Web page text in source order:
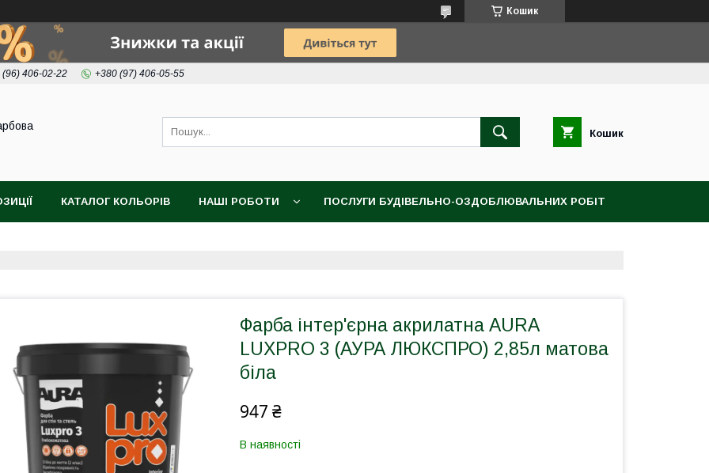
Кошик
(96) 406-02-22 +380 (97) 406-05-55
Кошик
КАТАЛОГ КОЛЬОРІВ НАШІ РОБОТИ ПОСЛУГИ БУДІВЕЛЬНО-ОЗДОБЛЮВАЛЬНИХ РОБІТ
Фарба інтер'єрна акрилатна AURA
LUXPRO 3 (АУРА ЛЮКСПРО) 2,85л матова
біла
947 ₴
В наявності